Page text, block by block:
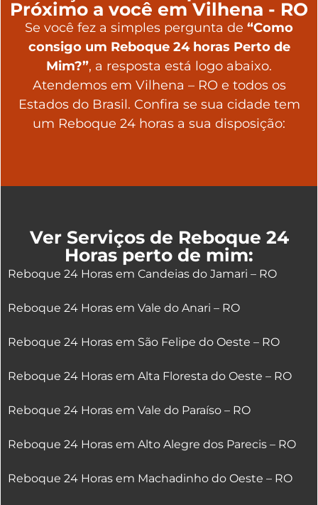
Próximo a você em Vilhena - RO
Se você fez a simples pergunta de “Como
consigo um Reboque 24 horas Perto de
Mim?”, a resposta está logo abaixo.
Atendemos em Vilhena – RO e todos os
Estados do Brasil. Confira se sua cidade tem
um Reboque 24 horas a sua disposição:
Ver Serviços de Reboque 24
Horas perto de mim:
Reboque 24 Horas em Candeias do Jamari – RO
Reboque 24 Horas em Vale do Anari – RO
Reboque 24 Horas em São Felipe do Oeste – RO
Reboque 24 Horas em Alta Floresta do Oeste – RO
Reboque 24 Horas em Vale do Paraíso – RO
Reboque 24 Horas em Alto Alegre dos Parecis – RO
Reboque 24 Horas em Machadinho do Oeste – RO